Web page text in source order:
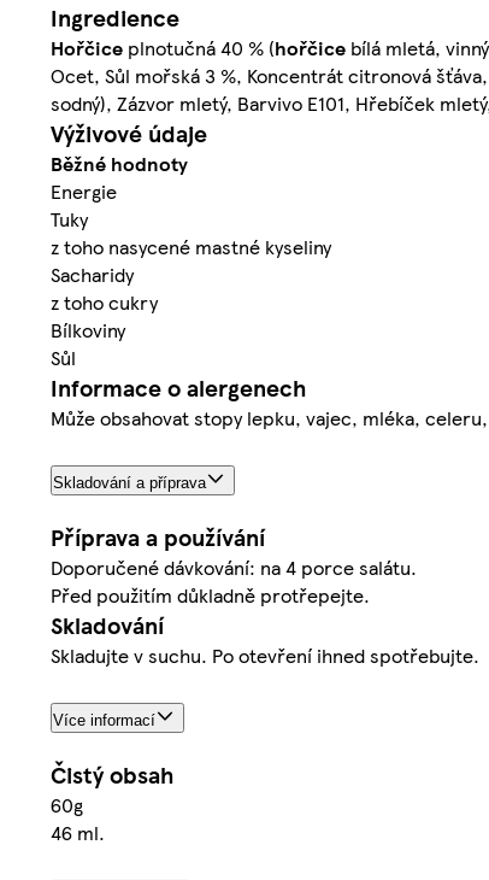
Ingredience
Hořčice plnotučná 40 % (hořčice bílá mletá,
Ocet, Sůl mořská 3 %, Koncentrát citronová šťáva,
sodný), Zázvor mletý, Barvivo E101, Hřebíček
Výživové údaje
Běžné hodnoty
Energie
Tuky
z toho nasycené mastné kyseliny
Sacharidy
z toho cukry
Bílkoviny
Sůl
Informace o alergenech
Může obsahovat stopy lepku, vajec, mléka,
Skladování a příprava
Příprava a používání
Doporučené dávkování: na 4 porce salátu.
Před použitím důkladně protřepejte.
Skladování
Skladujte v suchu. Po otevření ihned spotřebujte.
Více informací
Čistý obsah
60g
46 ml.